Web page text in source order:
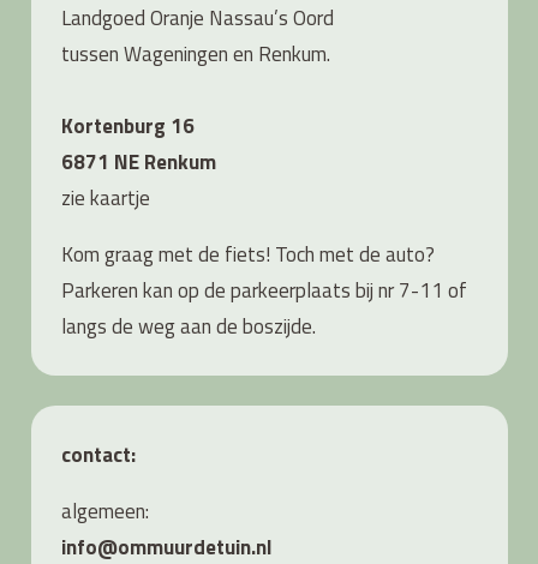
Landgoed Oranje Nassau’s Oord
tussen Wageningen en Renkum.
Kortenburg 16
6871 NE Renkum
ziekaartje
Kom graag met de fiets! Toch met de auto?
Parkeren kan op de parkeerplaats bij nr 7-11 of
langs de weg aan de boszijde.
contact:
algemeen:
info@ommuurdetuin.nl